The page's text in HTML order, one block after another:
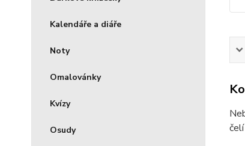
Kalendáře a diáře
Noty
Omalovánky
Kvízy
Osudy